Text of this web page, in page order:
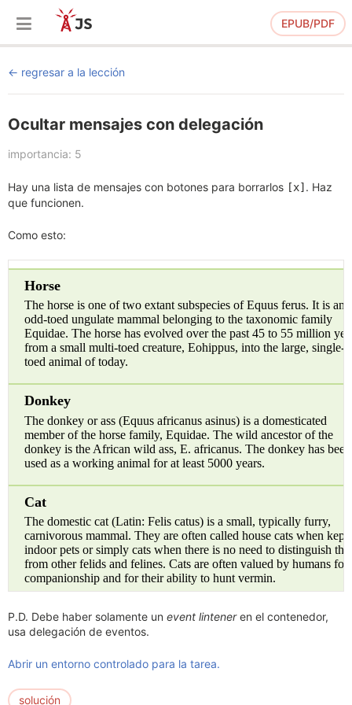
EPUB/PDF
regresar a la lección
Ocultar mensajes con delegación
importancia: 5
Hay una lista de mensajes con botones para borrarlos [x] . Haz
que funcionen.
Como esto:
P.D. Debe haber solamente un event linteneren el contenedor,
usa delegación de eventos.
Abrir un entorno controlado para la tarea.
solución